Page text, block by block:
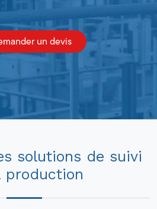
un devis
solutions de suivi
production